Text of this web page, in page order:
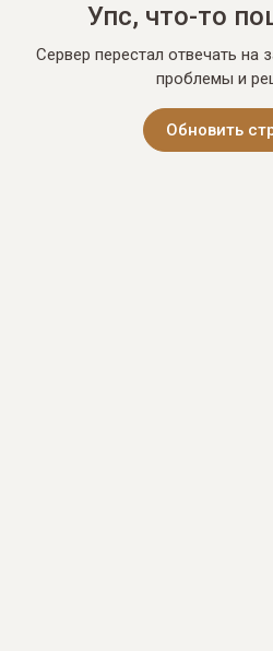
Упс, что-то
Сервер перестал отвечать на
проблемы и
Обновить